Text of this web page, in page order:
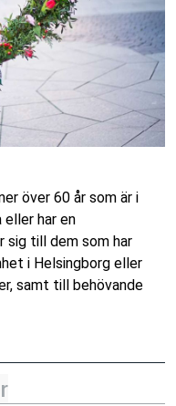
över 60 år som är i
eller har en
till dem som har
i Helsingborg eller
samt till behövande